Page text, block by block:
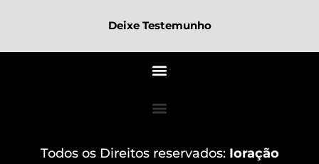
Deixe Testemunho
Todos os Direitos reservados: Ioração